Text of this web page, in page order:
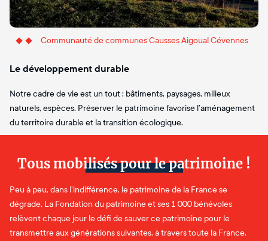
Communauté de communes Causses Aigoual Cévennes
Le développement durable
Notre cadre de vie est un tout : bâtiments, paysages, milieux
naturels, espèces. Préserver le patrimoine favorise l’aménagement
du territoire durable et la transition écologique.
Tous mobilisés pour le patrimoine !
Peu à peu, dans l’indifférence, le patrimoine de la France se
dégrade. La Fondation du patrimoine et ses 1 000 bénévoles
relèvent chaque jour le défi de sauver ce patrimoine pour le
transmettre aux générations suivantes, à travers toute la France.